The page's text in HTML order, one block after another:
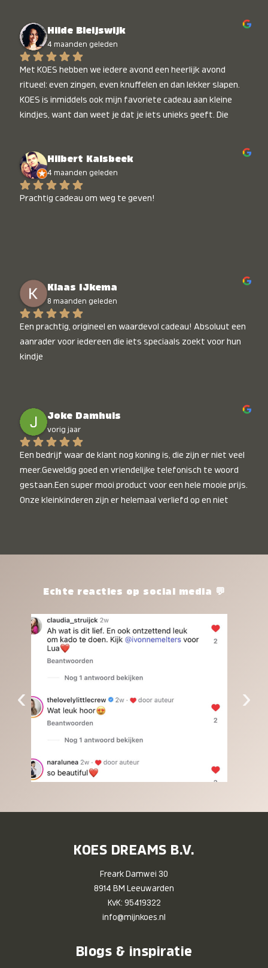
Hilde Bleijswijk
4 maanden geleden
Met KOES hebben we iedere avond een heerlijk avond
ritueel: even zingen, even knuffelen en dan lekker slapen.
KOES is inmiddels ook mijn favoriete cadeau aan kleine
kindjes, want dan weet je dat je iets unieks geeft. Die
Hilbert Kalsbeek
4 maanden geleden
Prachtig cadeau om weg te geven!
Klaas IJkema
8 maanden geleden
Een prachtig, origineel en waardevol cadeau! Absoluut een
aanrader voor iedereen die iets speciaals zoekt voor hun
kindje
Joke Damhuis
vorig jaar
Een bedrijf waar de klant nog koning is, die zijn er niet veel
meer.Geweldig goed en vriendelijke telefonisch te woord
gestaan.Een super mooi product voor een hele mooie prijs.
Onze kleinkinderen zijn er helemaal verliefd op en niet
het waard.Echte reacties op social media 💬
‹ ›
KOES DREAMS B.V.
Freark Damwei 30
8914 BM Leeuwarden
KvK: 95419322
info@mijnkoes.nl
Blogs & inspiratie